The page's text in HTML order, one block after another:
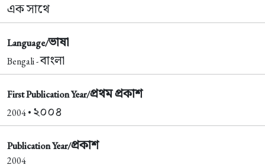
এক সাথে
Language/ভাষা
Bengali -বাংলা
First Publication Year/প্রথম প্রকাশ
2004 • ২০০৪
Publication Year/প্রকাশ
2004